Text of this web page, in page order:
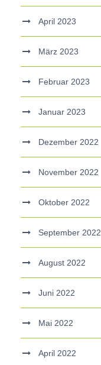
April 2023
März 2023
Februar 2023
Januar 2023
Dezember 2022
November 2022
Oktober 2022
September 2022
August 2022
Juni 2022
Mai 2022
April 2022